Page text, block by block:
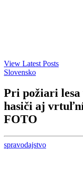
View Latest Posts
Slovensko
Pri požiari lesa
hasiči aj
FOTO
spravodajstvo